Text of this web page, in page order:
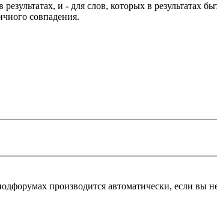
и - для слов, которых в результатах
совпадения.
производится автоматически, если